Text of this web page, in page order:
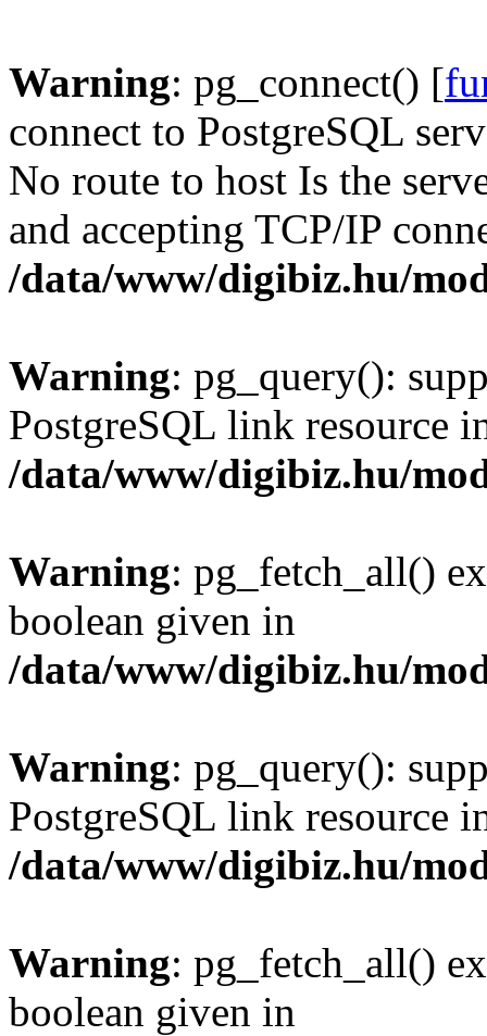
Warning: pg_connect() [
connect to PostgreSQL
No route to host Is the
and accepting TCP/IP
/data/www/digibiz.hu/
Warning: pg_query():
PostgreSQL link resource
/data/www/digibiz.hu/
Warning: pg_fetch_all()
boolean given in
/data/www/digibiz.hu/
Warning: pg_query():
PostgreSQL link resource
/data/www/digibiz.hu/
Warning: pg_fetch_all()
boolean given in